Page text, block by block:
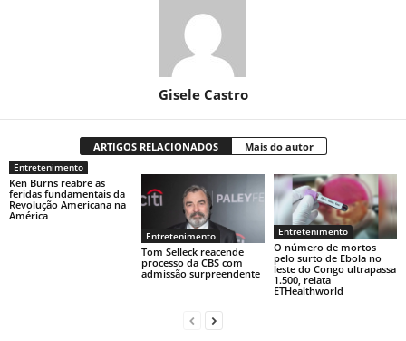
Gisele Castro
ARTIGOS RELACIONADOS Mais do autor
Entretenimento
Ken Burns reabre as
feridas fundamentais da
Revolução Americana na
América
Entretenimento
Tom Selleck reacende
processo da CBS com
admissão surpreendente
Entretenimento
O número de mortos
pelo surto de Ebola no
leste do Congo ultrapassa
1.500, relata
ETHealthworld